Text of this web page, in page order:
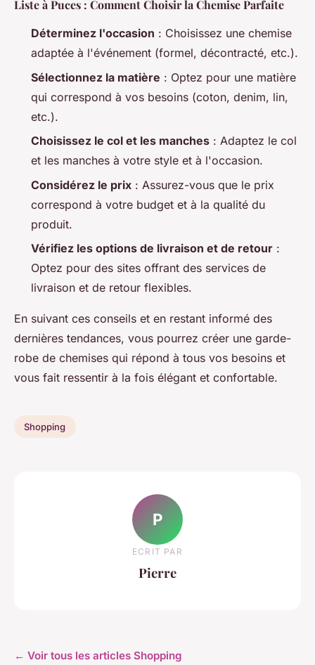
Liste à Puces : Comment Choisir la Chemise Parfaite
Déterminez l'occasion : Choisissez une chemise
adaptée à l'événement (formel, décontracté, etc.).
Sélectionnez la matière : Optez pour une matière
qui correspond à vos besoins (coton, denim, lin,
etc.).
Choisissez le col et les manches : Adaptez le col
et les manches à votre style et à l'occasion.
Considérez le prix : Assurez-vous que le prix
correspond à votre budget et à la qualité du
produit.
Vérifiez les options de livraison et de retour :
Optez pour des sites offrant des services de
livraison et de retour flexibles.
En suivant ces conseils et en restant informé des
dernières tendances, vous pourrez créer une garde-
robe de chemises qui répond à tous vos besoins et
vous fait ressentir à la fois élégant et confortable.
Shopping
P
ECRIT PAR
Pierre
← Voir tous les articles Shopping